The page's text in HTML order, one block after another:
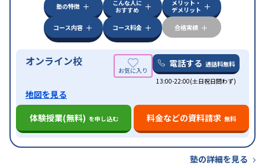
塾の特徴
こんな人に
おすすめ
メリット・
デメリット
コース内容
コース料金 合格実績
オンライン校 電話する 通話料無料
13:00-22:00(土日祝日問わず)
地図を見る
体験授業(無料) を申し込む 料金などの資料請求 無料
塾の詳細を見る